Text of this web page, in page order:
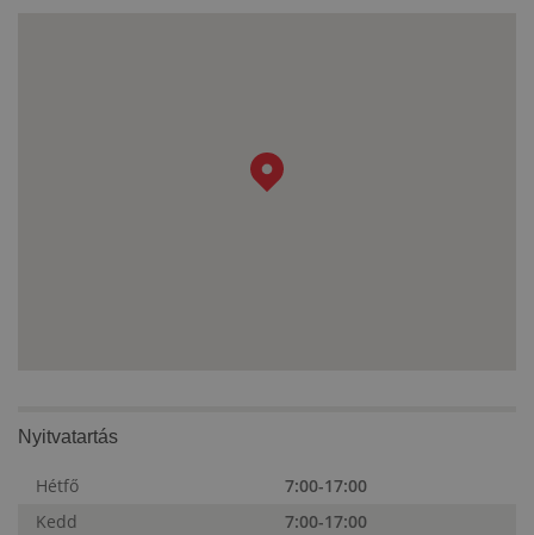
Nyitvatartás
Hétfő
7:00-17:00
Kedd
7:00-17:00